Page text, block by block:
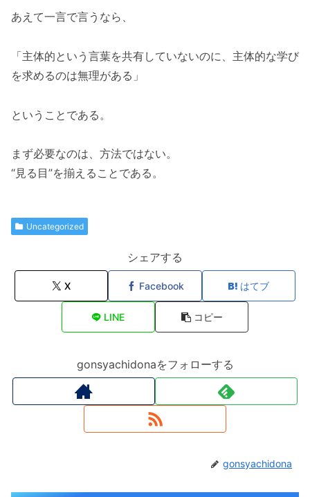
あえて一言で言うなら、
「主体的という言葉を共有していないのに、主体的な学び
を求めるのは無理がある」
ということである。
まず必要なのは、方法ではない。
“見る目”を揃えることである。
Uncategorized
シェアする
X Facebook はてブ
LINE コピー
gonsyachidonaをフォローする
gonsyachidona